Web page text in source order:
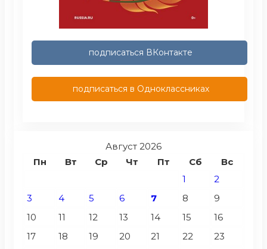
подписаться ВКонтакте
подписаться в Одноклассниках
Август 2026
Пн
Вт Ср Чт Пт Сб Вс
1
2
3
4 5 6 7 8
9
10
11 12 13 14 15
16
17
18 19 20 21 22
23